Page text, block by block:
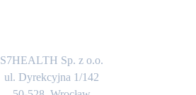
S7HEALTH Sp. z o.o.
ul. Dyrekcyjna 1/142